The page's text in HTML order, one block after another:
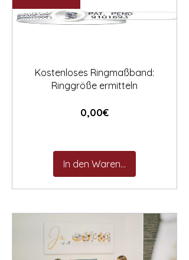
Kostenloses Ringmaßband:
Ringgröße ermitteln
0,00€Preis
In den Warenkorb